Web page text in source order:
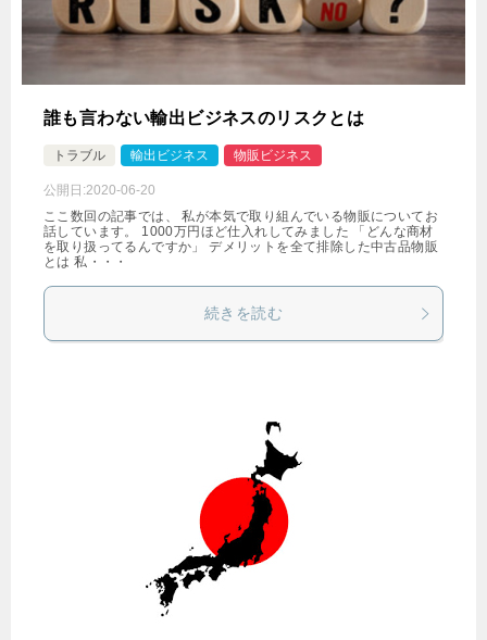
誰も言わない輸出ビジネスのリスクとは
トラブル 輸出ビジネス 物販ビジネス
公開日:2020-06-20
ここ数回の記事では、 私が本気で取り組んでいる物販についてお
話しています。 1000万円ほど仕入れしてみました 「どんな商材
を取り扱ってるんですか」 デメリットを全て排除した中古品物販
とは 私・・・
続きを読む